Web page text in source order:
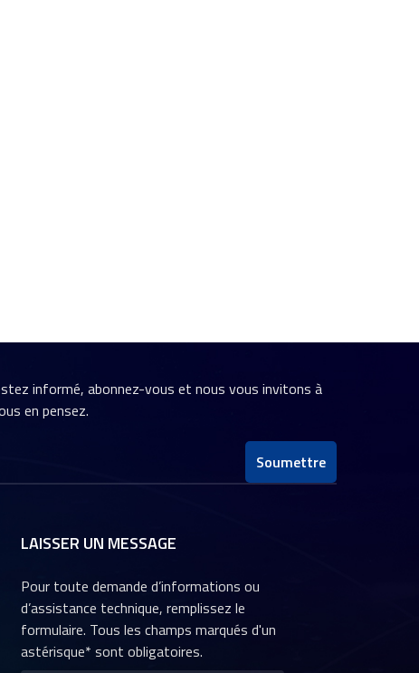
informé, abonnez-vous et nous vous invitons à
en pensez.
Soumettre
LAISSER UN MESSAGE
Pour toute demande d’informations ou
d’assistance technique, remplissez le
formulaire. Tous les champs marqués d'un
astérisque* sont obligatoires.